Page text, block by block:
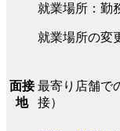
就業場所：勤
就業場所の変
面接
地
最寄り店舗で
接）